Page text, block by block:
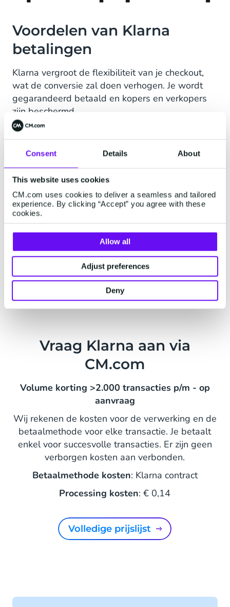
Consent Details About
This website uses cookies
CM.com uses cookies to deliver a seamless and tailored
experience. By clicking “Accept” you agree with these
cookies.
Allow all
Adjust preferences
Deny
Voordelen van Klarna
betalingen
Klarna vergroot de flexibiliteit van je checkout,
wat de conversie zal doen verhogen. Je wordt
gegarandeerd betaald en kopers en verkopers
zijn beschermd.
Conversie: 16% toename in orderwaarde,
20% in herhaalaankopen
Gegarandeerde, direct uitbetaling en
(ver)kopersbescherming
Onsite messaging: informeer tijdens
browsen over flexibel betalen
Krediet- en frauderisico's neemt Klarna voor
Vraag Klarna aan via
CM.com
Volume korting >2.000 transacties p/m - op
aanvraag
Wij rekenen de kosten voor de verwerking en de
betaalmethode voor elke transactie. Je betaalt
enkel voor succesvolle transacties. Er zijn geen
verborgen kosten aan verbonden.
Betaalmethode kosten: Klarna contract
Processing kosten: € 0,14
Volledige prijslijst